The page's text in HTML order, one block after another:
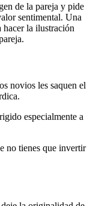
de la pareja y pide
sentimental. Una
hacer la ilustración
novios les saquen el
especialmente a
no tienes que invertir